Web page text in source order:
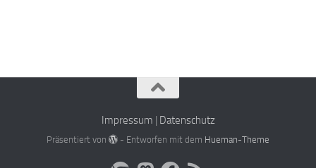
Impressum | Datenschutz
Präsentiert von - Entworfen mit dem Hueman-Theme